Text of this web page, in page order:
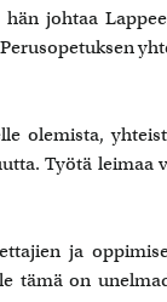
johtaa
olemista,
Työtä leimaa
ja
tämä on